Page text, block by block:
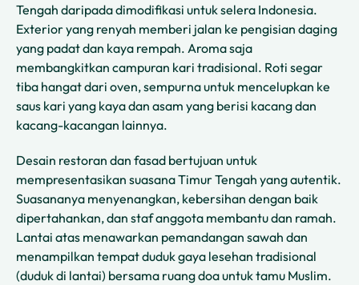
Tengah daripada dimodifikasi untuk selera Indonesia.
Exterior yang renyah memberi jalan ke pengisian daging
yang padat dan kaya rempah. Aroma saja
membangkitkan campuran kari tradisional. Roti segar
tiba hangat dari oven, sempurna untuk mencelupkan ke
saus kari yang kaya dan asam yang berisi kacang dan
kacang-kacangan lainnya.
Desain restoran dan fasad bertujuan untuk
mempresentasikan suasana Timur Tengah yang autentik.
Suasananya menyenangkan, kebersihan dengan baik
dipertahankan, dan staf anggota membantu dan ramah.
Lantai atas menawarkan pemandangan sawah dan
menampilkan tempat duduk gaya lesehan tradisional
(duduk di lantai) bersama ruang doa untuk tamu Muslim.